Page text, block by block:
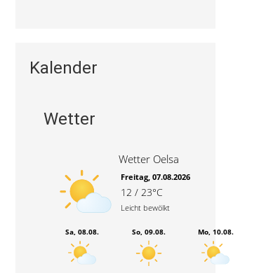
Kalender
Wetter
Wetter Oelsa
Freitag, 07.08.2026
12 / 23°C
Leicht bewölkt
Sa, 08.08. So, 09.08. Mo, 10.08.